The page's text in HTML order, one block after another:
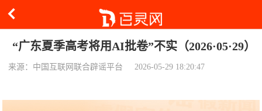
“广东夏季高考将用AI批卷”不实（2026·05·29）
来源：中国互联网联合辟谣平台 2026-05-29 18:20:47